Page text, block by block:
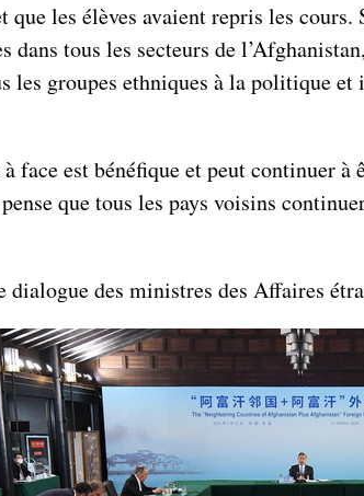
les élèves avaient repris les
tous les secteurs de
groupes ethniques à la politique
face est bénéfique et peut continuer
que tous les pays voisins
des ministres des Affaires